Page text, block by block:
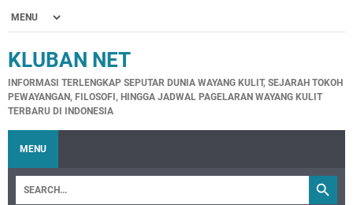
KLUBAN NET
INFORMASI TERLENGKAP SEPUTAR DUNIA WAYANG KULIT, SEJARAH TOKOH
PEWAYANGAN, FILOSOFI, HINGGA JADWAL PAGELARAN WAYANG KULIT
TERBARU DI INDONESIA
MENU